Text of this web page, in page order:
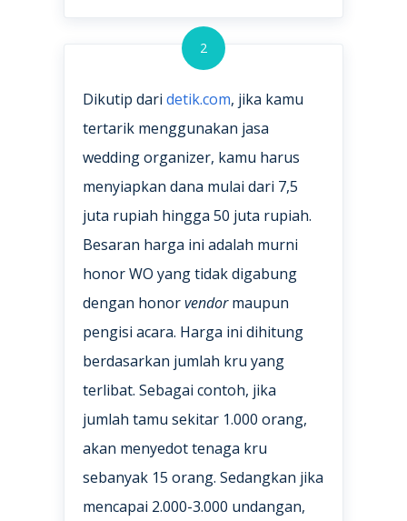
2
Dikutip dari detik.com, jika kamu
tertarik menggunakan jasa
wedding organizer, kamu harus
menyiapkan dana mulai dari 7,5
juta rupiah hingga 50 juta rupiah.
Besaran harga ini adalah murni
honor WO yang tidak digabung
dengan honorvendormaupun
pengisi acara. Harga ini dihitung
berdasarkan jumlah kru yang
terlibat. Sebagai contoh, jika
jumlah tamu sekitar 1.000 orang,
akan menyedot tenaga kru
sebanyak 15 orang. Sedangkan jika
mencapai 2.000-3.000 undangan,